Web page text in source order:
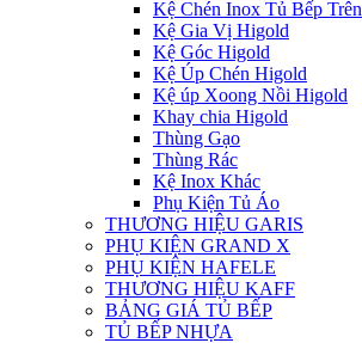
Kệ Chén Inox Tủ Bếp Trên
Kệ Gia Vị Higold
Kệ Góc Higold
Kệ Úp Chén Higold
Kệ úp Xoong Nồi Higold
Khay chia Higold
Thùng Gạo
Thùng Rác
Kệ Inox Khác
Phụ Kiện Tủ Áo
THƯƠNG HIỆU GARIS
PHỤ KIỆN GRAND X
PHỤ KIỆN HAFELE
THƯƠNG HIỆU KAFF
BẢNG GIÁ TỦ BẾP
TỦ BẾP NHỰA